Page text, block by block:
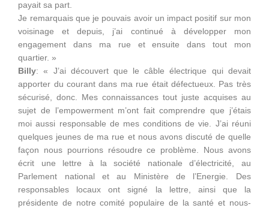
payait sa part.
Je remarquais que je pouvais avoir un impact positif sur mon
voisinage et depuis, j’ai continué à développer mon
engagement dans ma rue et ensuite dans tout mon
quartier. »
Billy: « J’ai découvert que le câble électrique qui devait
apporter du courant dans ma rue était défectueux. Pas très
sécurisé, donc. Mes connaissances tout juste acquises au
sujet de l’empowerment m’ont fait comprendre que j’étais
moi aussi responsable de mes conditions de vie. J’ai réuni
quelques jeunes de ma rue et nous avons discuté de quelle
façon nous pourrions résoudre ce problème. Nous avons
écrit une lettre à la société nationale d’électricité, au
Parlement national et au Ministère de l’Energie. Des
responsables locaux ont signé la lettre, ainsi que la
présidente de notre comité populaire de la santé et nous-